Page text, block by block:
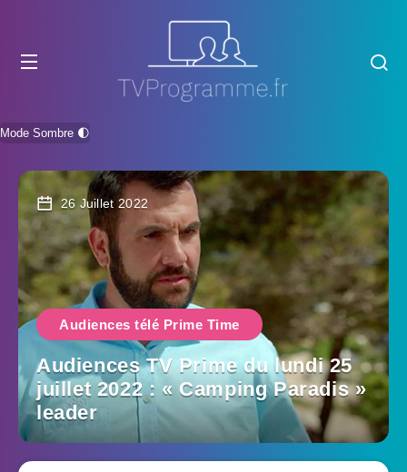
Mode Sombre 🌓
26 Juillet 2022
Audiences télé Prime Time
Audiences TV Prime du lundi 25
juillet 2022 : « Camping Paradis »
leader